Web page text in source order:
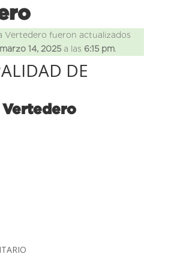
Vertedero fueron actualizados
marzo 14, 2025a las 6:15 pm.
DE